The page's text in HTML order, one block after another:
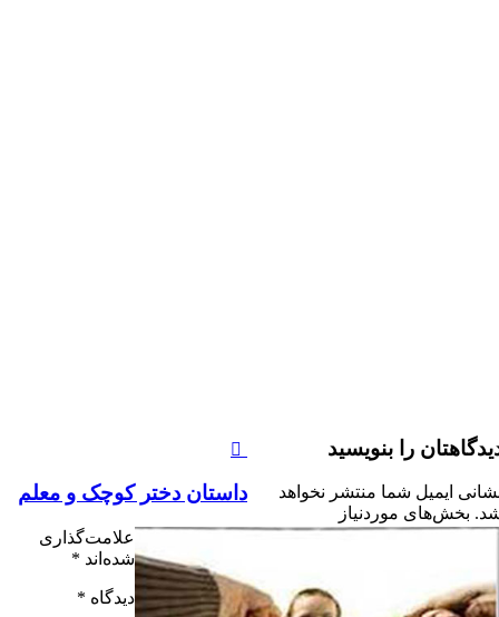
داستان دختر کوچک و معلم
را بنویسید
ایمیل شما منتشر نخواهد
بخش‌های موردنیاز
علامت‌گذاری
شده‌اند *
دیدگاه *